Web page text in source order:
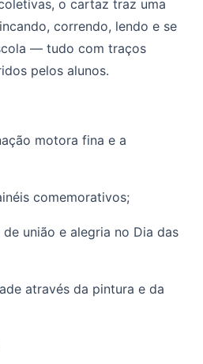
o cartaz traz uma
correndo, lendo e se
— tudo com traços
pelos alunos.
motora fina e a
comemorativos;
união e alegria no Dia das
através da pintura e da